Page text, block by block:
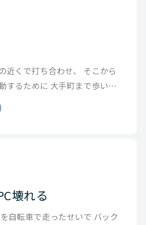
近くで打ち合わせ、 そこから
するために 大手町まで歩いて
長いこと東京に住んで
壊れる
自転車で走ったせいで バック